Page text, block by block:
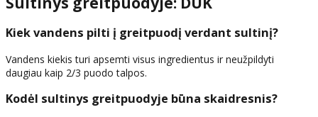
Kiek vandens pilti į greitpuodį verdant sultinį?
Vandens kiekis turi apsemti visus ingredientus ir neužpildyti
daugiau kaip 2/3 puodo talpos.
Kodėl sultinys greitpuodyje būna skaidresnis?